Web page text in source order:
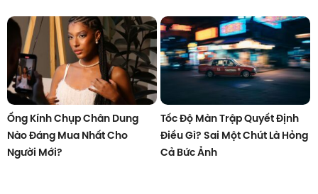
Ống Kính Chụp Chân Dung
Nào Đáng Mua Nhất Cho
Người Mới?
Tốc Độ Màn Trập Quyết Định
Điều Gì? Sai Một Chút Là Hỏng
Cả Bức Ảnh